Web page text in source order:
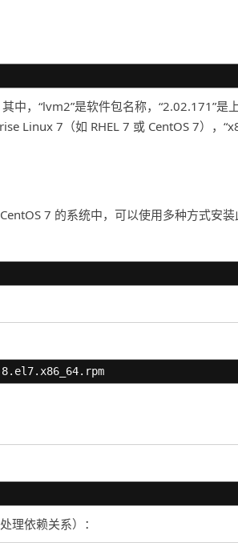
中，“lvm2”是软件包名称，“2.02.171”是
Linux 7（如 RHEL 7 或 CentOS 7），
7 的系统中，可以使用多种方式安装
理依赖关系）：